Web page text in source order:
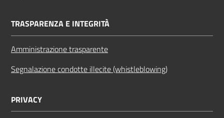
TRASPARENZA E INTEGRITÀ
Amministrazione trasparente
Segnalazione condotte illecite (whistleblowing)
PRIVACY